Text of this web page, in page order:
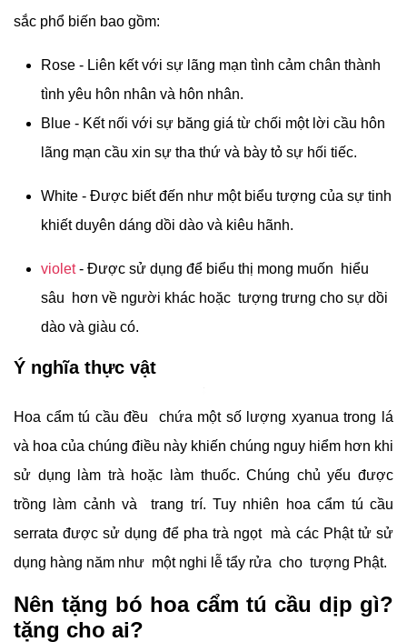
sắc phổ biến bao gồm:
Rose - Liên kết với sự lãng mạn tình cảm chân thành
tình yêu hôn nhân và hôn nhân.
Blue - Kết nối với sự băng giá từ chối một lời cầu hôn
lãng mạn cầu xin sự tha thứ và bày tỏ sự hối tiếc.
White - Được biết đến như một biểu tượng của sự tinh
khiết duyên dáng dồi dào và kiêu hãnh.
violet- Được sử dụng để biểu thị mong muốn hiểu
sâu hơn về người khác hoặc tượng trưng cho sự dồi
dào và giàu có.
Ý nghĩa thực vật
Hoa cẩm tú cầu đều chứa một số lượng xyanua trong lá
và hoa của chúng điều này khiến chúng nguy hiểm hơn khi
sử dụng làm trà hoặc làm thuốc. Chúng chủ yếu được
trồng làm cảnh và trang trí. Tuy nhiên hoa cẩm tú cầu
serrata được sử dụng để pha trà ngọt mà các Phật tử sử
dụng hàng năm như một nghi lễ tẩy rửa cho tượng Phật.
Nên tặng bó hoa cẩm tú cầu dịp gì?
tặng cho ai?